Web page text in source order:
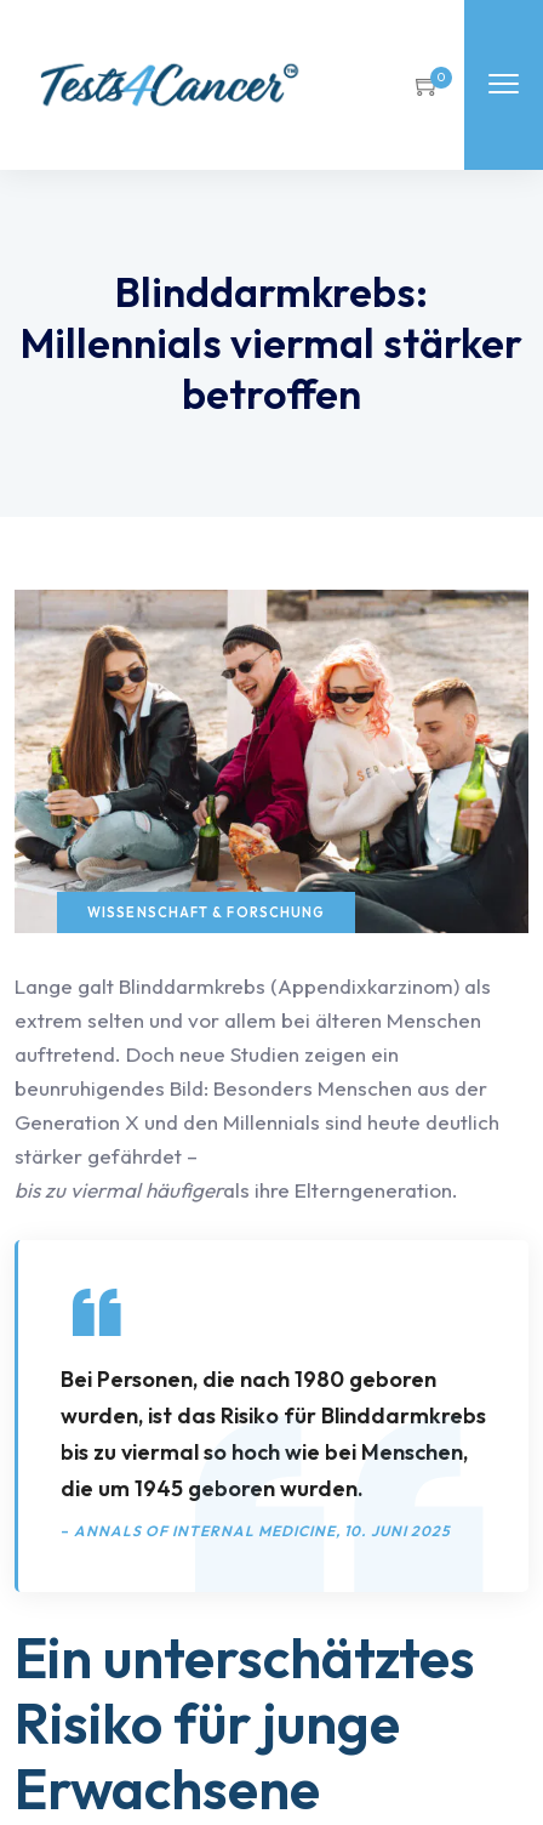
0
Blinddarmkrebs:
Millennials viermal stärker
betroffen
WISSENSCHAFT & FORSCHUNG
Lange galt Blinddarmkrebs (Appendixkarzinom) als
extrem selten und vor allem bei älteren Menschen
auftretend. Doch neue Studien zeigen ein
beunruhigendes Bild: Besonders Menschen aus der
Generation X und den Millennials sind heute deutlich
stärker gefährdet –
bis zu viermal häufigerals ihre Elterngeneration.
Bei Personen, die nach 1980 geboren
wurden, ist das Risiko für Blinddarmkrebs
bis zu viermal so hoch wie bei Menschen,
die um 1945 geboren wurden.
– ANNALS OF INTERNAL MEDICINE, 10. JUNI 2025
Ein unterschätztes
Risiko für junge
Erwachsene